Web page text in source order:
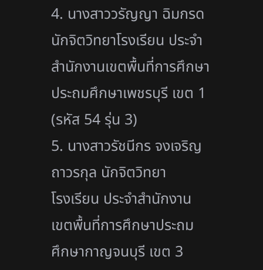
4. นางสาววรัญญา ฉิมกรด
นักจิตวิทยาโรงเรียน ประจำ
สำนักงานเขตพื้นที่การศึกษา
ประถมศึกษาเพชรบุรี เขต 1
(รหัส 54 รุ่น 3)
5. นางสาวรัชนีกร จงเจริญ
ถาวรกุล นักจิตวิทยา
โรงเรียน ประจำสำนักงาน
เขตพื้นที่การศึกษาประถม
ศึกษากาญจนบุรี เขต 3